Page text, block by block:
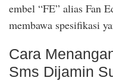
embel “FE” alias Fan
membawa spesifikasi
Cara
Sms Dijamin